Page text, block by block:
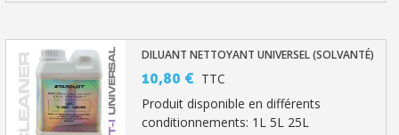
DILUANT NETTOYANT UNIVERSEL (SOLVANTÉ)
10,80 € TTC
Produit disponible en différents
conditionnements: 1L 5L 25L